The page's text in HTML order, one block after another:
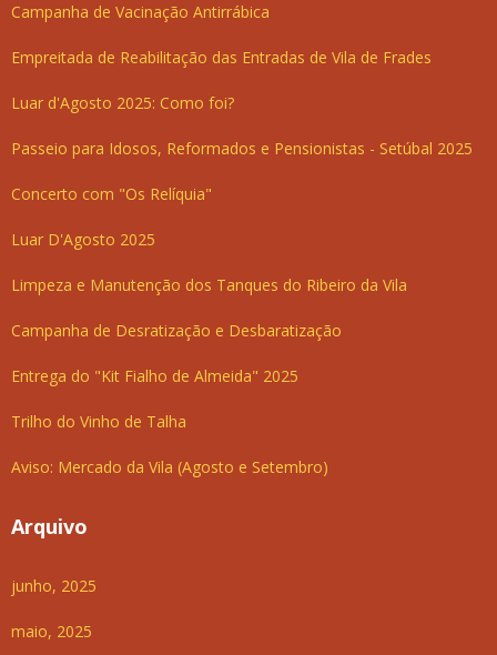
Campanha de Vacinação Antirrábica
Empreitada de Reabilitação das Entradas de Vila de Frades
Luar d'Agosto 2025: Como foi?
Passeio para Idosos, Reformados e Pensionistas - Setúbal 2025
Concerto com "Os Relíquia"
Luar D'Agosto 2025
Limpeza e Manutenção dos Tanques do Ribeiro da Vila
Campanha de Desratização e Desbaratização
Entrega do "Kit Fialho de Almeida" 2025
Trilho do Vinho de Talha
Aviso: Mercado da Vila (Agosto e Setembro)
Arquivo
junho, 2025
maio, 2025